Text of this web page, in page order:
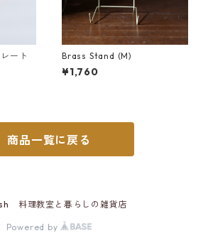
ート Brass Stand (M)
¥1,760
商品一覧に戻る
料理教室と暮らしの雑貨店
Powered by